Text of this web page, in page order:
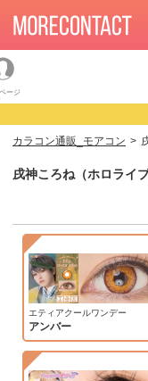
ージ
カラコン通販_モアコン
戌神ころね（ホロライ
エティアクールワンデー
アンバー